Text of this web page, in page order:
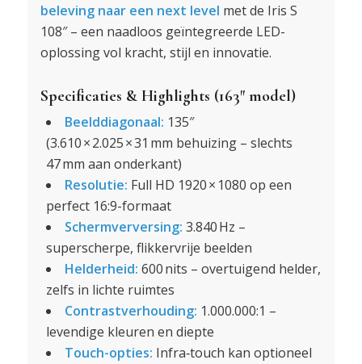
beleving naar een next level met de Iris S
108″ – een naadloos geïntegreerde LED-
oplossing vol kracht, stijl en innovatie.
Specificaties & Highlights (163″ model)
Beelddiagonaal: 135″
(3.610 × 2.025 × 31 mm behuizing – slechts
47 mm aan onderkant)
Resolutie: Full HD 1920 × 1080 op een
perfect 16:9-formaat
Schermverversing: 3.840 Hz –
superscherpe, flikkervrije beelden
Helderheid: 600 nits – overtuigend helder,
zelfs in lichte ruimtes
Contrastverhouding: 1.000.000:1 –
levendige kleuren en diepte
Touch-opties: Infra‑touch kan optioneel